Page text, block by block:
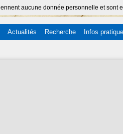
aucune donnée personnelle et sont
Actualités Recherche Infos